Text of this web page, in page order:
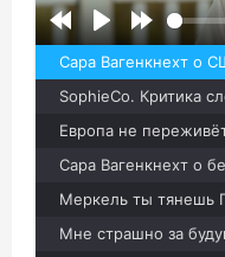
Сара Вагенкнехт о
SophieCo. Критика
Европа не
Сара Вагенкнехт о
Меркель ты тянешь
Мне страшно за